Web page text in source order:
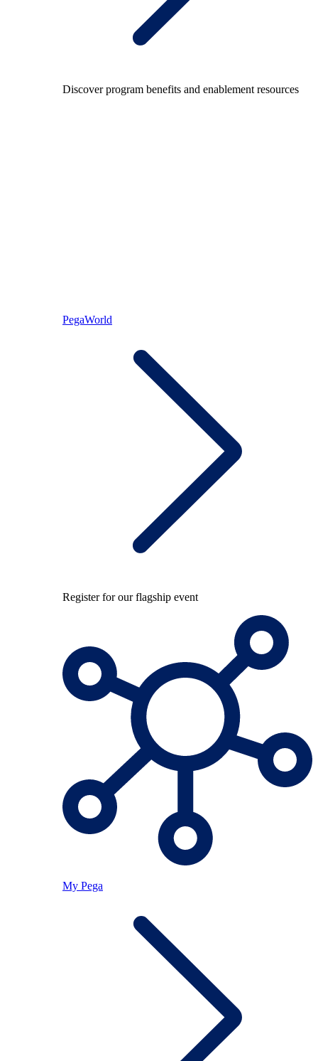
Discover program benefits and enablement resources
PegaWorld
Register for our flagship event
My Pega